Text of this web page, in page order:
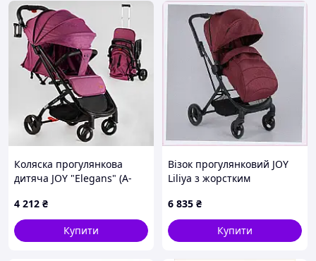
Коляска прогулянкова
дитяча JOY "Elegans" (A-
4 212 ₴
Купити
Візок прогулянковий JOY
Liliya з жорстким
259EB55M85
6 835 ₴
Купити